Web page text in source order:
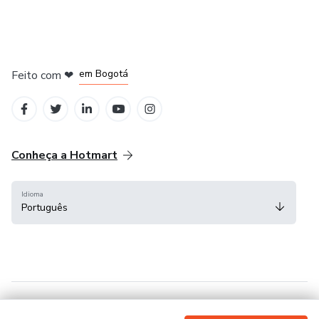
Feito com ❤ em Bogotá
Conheça a Hotmart
Idioma
Português